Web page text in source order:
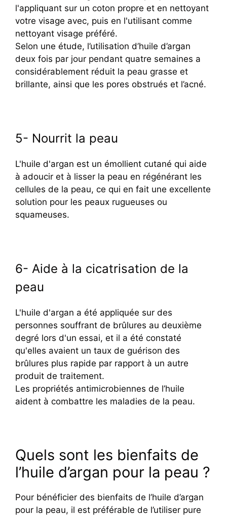
l'appliquant sur un coton propre et en nettoyant
votre visage avec, puis en l'utilisant comme
nettoyant visage préféré.
Selon une étude, l’utilisation d’huile d’argan
deux fois par jour pendant quatre semaines a
considérablement réduit la peau grasse et
brillante, ainsi que les pores obstrués et l’acné.
5- Nourrit la peau
L'huile d'argan est un émollient cutané qui aide
à adoucir et à lisser la peau en régénérant les
cellules de la peau, ce qui en fait une excellente
solution pour les peaux rugueuses ou
squameuses.
6- Aide à la cicatrisation de la
peau
L'huile d'argan a été appliquée sur des
personnes souffrant de brûlures au deuxième
degré lors d'un essai, et il a été constaté
qu'elles avaient un taux de guérison des
brûlures plus rapide par rapport à un autre
produit de traitement.
Les propriétés antimicrobiennes de l’huile
aident à combattre les maladies de la peau.
Quels sont les bienfaits de
l’huile d’argan pour la peau ?
Pour bénéficier des bienfaits de l’huile d’argan
pour la peau, il est préférable de l’utiliser pure